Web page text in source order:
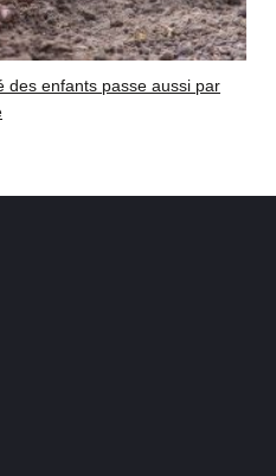
des enfants passe aussi par